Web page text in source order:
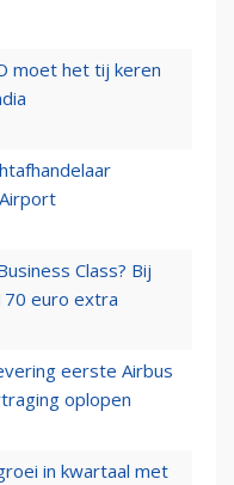
moet het tij keren
Class? Bij
euro extra
eerste Airbus
oplopen
in kwartaal met